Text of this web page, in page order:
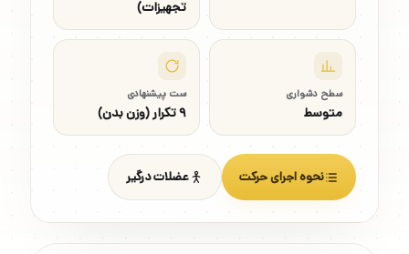
تجهیزات)
سطح دشواری
متوسط
ست پیشنهادی
۹ تکرار (وزن بدن)
نحوه اجرای حرکت عضلات درگیر